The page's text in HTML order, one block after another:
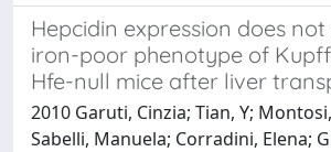
Hepcidin expression does
iron-poor phenotype of
Hfe-null mice after liver
2010 Garuti, Cinzia; Tian, Y;
Sabelli, Manuela; Corradini, Elena;